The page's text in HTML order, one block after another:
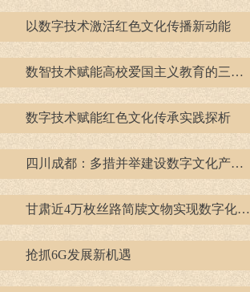
以数字技术激活红色文化传播新动能
数智技术赋能高校爱国主义教育的三重维度
数字技术赋能红色文化传承实践探析
四川成都：多措并举建设数字文化产业集聚地
甘肃近4万枚丝路简牍文物实现数字化保护
抢抓6G发展新机遇